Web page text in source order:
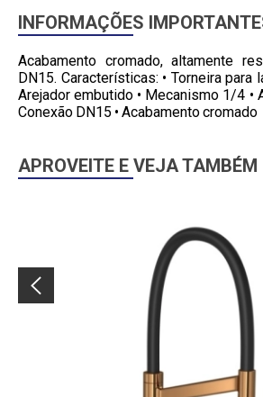
INFORMAÇÕES
Acabamento cromado, altamente
DN15. Características: • Torneira para
Arejador embutido • Mecanismo 1/4 •
Conexão DN15 • Acabamento cromado
APROVEITE E VEJA TAMBÉM